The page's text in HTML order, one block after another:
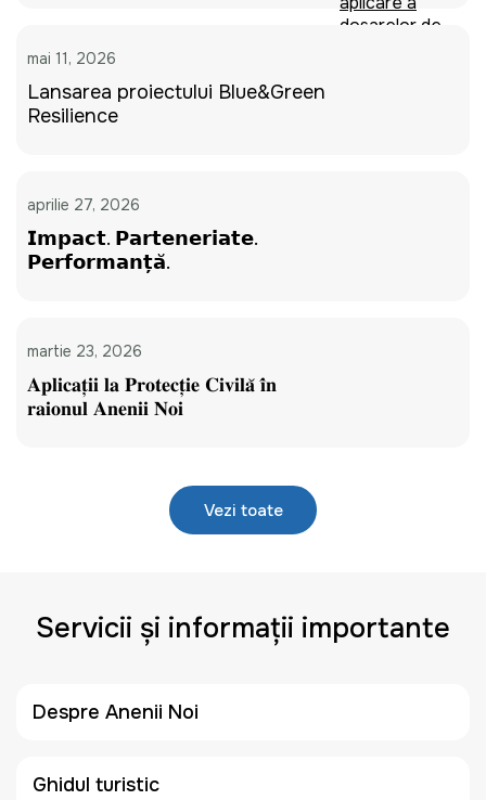
mai 11, 2026
Lansarea proiectului Blue&Green
Resilience
aprilie 27, 2026
𝗜𝗺𝗽𝗮𝗰𝘁. 𝗣𝗮𝗿𝘁𝗲𝗻𝗲𝗿𝗶𝗮𝘁𝗲.
𝗣𝗲𝗿𝗳𝗼𝗿𝗺𝗮𝗻𝘁̦𝗮̆.
martie 23, 2026
𝐀𝐩𝐥𝐢𝐜𝐚𝐭̦𝐢𝐢 𝐥𝐚 𝐏𝐫𝐨𝐭𝐞𝐜𝐭̦𝐢𝐞 𝐂𝐢𝐯𝐢𝐥𝐚̆ 𝐢̂𝐧
𝐫𝐚𝐢𝐨𝐧𝐮𝐥 𝐀𝐧𝐞𝐧𝐢𝐢 𝐍𝐨𝐢
Vezi toate
Servicii și informații importante
Despre Anenii Noi
Ghidul turistic